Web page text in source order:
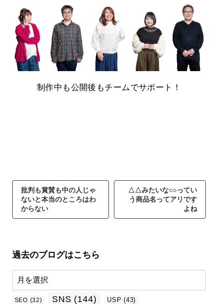
制作中も公開後もチームでサポート！
批判も賞賛も中の人じゃ
ないと本当のところはわ
からない
△△みたいな○○ってい
う商品名ってアリです
よね
過去のブログはこちら
SEO (32) SNS (144) USP (43)